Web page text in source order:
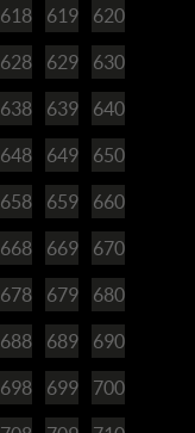
618 619 620
628 629 630
638 639 640
648 649 650
658 659 660
668 669 670
678 679 680
688 689 690
698 699 700